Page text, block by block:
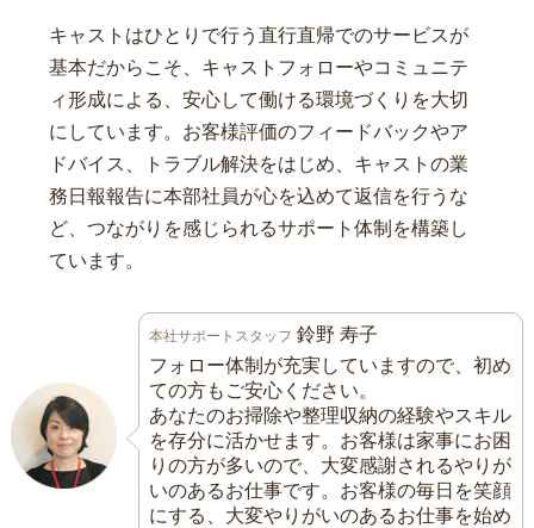
キャストはひとりで行う直行直帰でのサービスが
基本だからこそ、キャストフォローやコミュニテ
ィ形成による、安心して働ける環境づくりを大切
にしています。お客様評価のフィードバックやア
ドバイス、トラブル解決をはじめ、キャストの業
務日報報告に本部社員が心を込めて返信を行うな
ど、つながりを感じられるサポート体制を構築し
ています。
本社サポートスタッフ 鈴野 寿子
フォロー体制が充実していますので、初め
ての方もご安心ください。
あなたのお掃除や整理収納の経験やスキル
を存分に活かせます。お客様は家事にお困
りの方が多いので、大変感謝されるやりが
いのあるお仕事です。お客様の毎日を笑顔
にする、大変やりがいのあるお仕事を始め